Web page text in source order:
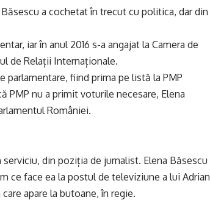
a cochetat în trecut cu politica, dar din
iar în anul 2016 s-a angajat la Camera de
de Relații Internaționale.
parlamentare, fiind prima pe listă la PMP
PMP nu a primit voturile necesare, Elena
României.
din poziția de jurnalist. Elena Băsescu
ce face ea la postul de televiziune a lui Adrian
apare la butoane, în regie.